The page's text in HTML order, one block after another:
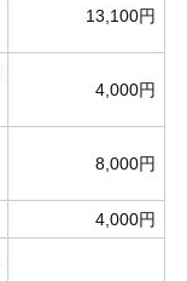
13,100円
4,000円
8,000円
4,000円